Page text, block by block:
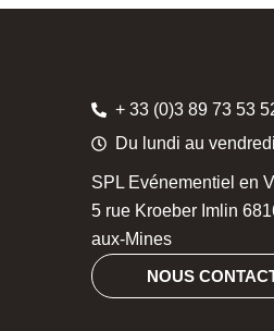
+ 33 (0)3 89 73 53
Du lundi au
SPL Evénementiel en
5 rue Kroeber Imlin
aux-Mines
NOUS